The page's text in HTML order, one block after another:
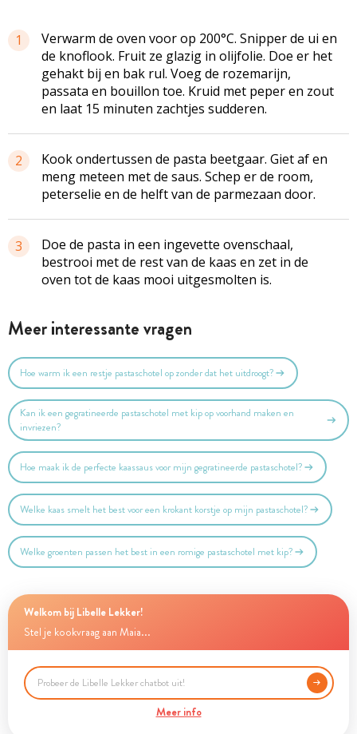
1
Verwarm de oven voor op 200°C. Snipper de ui en
de knoflook. Fruit ze glazig in olijfolie. Doe er het
gehakt bij en bak rul. Voeg de rozemarijn,
passata en bouillon toe. Kruid met peper en zout
en laat 15 minuten zachtjes sudderen.
2
Kook ondertussen de pasta beetgaar. Giet af en
meng meteen met de saus. Schep er de room,
peterselie en de helft van de parmezaan door.
3
Doe de pasta in een ingevette ovenschaal,
bestrooi met de rest van de kaas en zet in de
oven tot de kaas mooi uitgesmolten is.
Meer interessante vragen
Hoe warm ik een restje pastaschotel op zonder dat het uitdroogt?
Kan ik een gegratineerde pastaschotel met kip op voorhand maken en
invriezen?
Hoe maak ik de perfecte kaassaus voor mijn gegratineerde pastaschotel?
Welke kaas smelt het best voor een krokant korstje op mijn pastaschotel?
Welke groenten passen het best in een romige pastaschotel met kip?
Welkom bij Libelle Lekker!
Stel je kookvraag aan Maia...
Meer info